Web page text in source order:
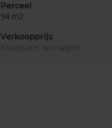
Perceel
94 m2
Verkoopprijs
Koopsom opvragen